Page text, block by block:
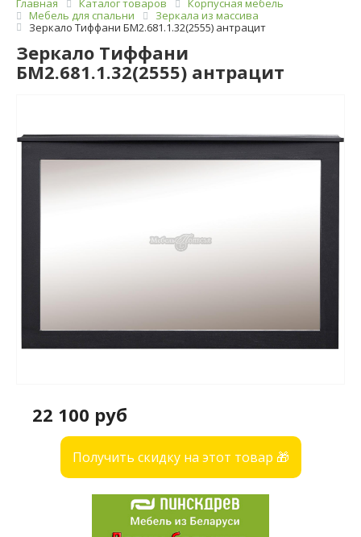
Главная Каталог товаров
Корпусная мебель
Мебель для спальни
Зеркала из массива
Зеркало Тиффани БМ2.681.1.32(2555) антрацит
Зеркало Тиффани
БМ2.681.1.32(2555) антрацит
22 100 руб
Получить скидку на этот товар 🎁